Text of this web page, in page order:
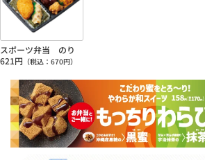
スポーツ弁当 のり
621円 （税込： 670円）